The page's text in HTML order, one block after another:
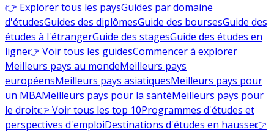
👉 Explorer tous les paysGuides par domaine
d'étudesGuides des diplômesGuide des boursesGuide des
études à l'étrangerGuide des stagesGuide des études en
ligne👉 Voir tous les guidesCommencer à explorer
Meilleurs pays au mondeMeilleurs pays
européensMeilleurs pays asiatiquesMeilleurs pays pour
un MBAMeilleurs pays pour la santéMeilleurs pays pour
le droit👉 Voir tous les top 10Programmes d'études et
perspectives d'emploiDestinations d'études en hausse👉